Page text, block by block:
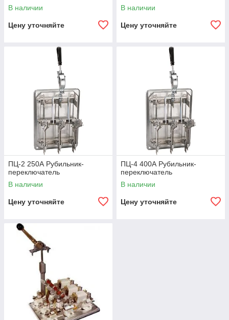
В наличии
Цену уточняйте
В наличии
Цену уточняйте
ПЦ-2 250А Рубильник-
переключатель
В наличии
Цену уточняйте
ПЦ-4 400А Рубильник-
переключатель
В наличии
Цену уточняйте